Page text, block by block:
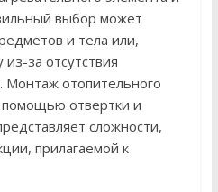
выбор может
и тела или,
за отсутствия
Монтаж отопительного
помощью отвертки и
сложности,
прилагаемой к